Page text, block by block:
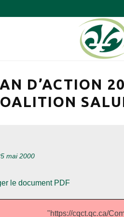
D’ACTION
mai 2000
le document PDF
"https://cqct.qc.ca/